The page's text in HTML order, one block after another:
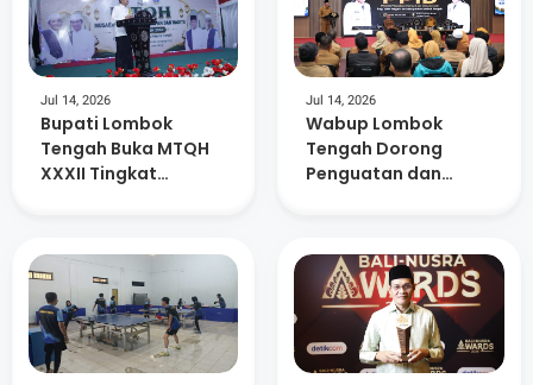
Jul 14, 2026
Bupati Lombok
Tengah Buka MTQH
XXXII Tingkat
Jul 14, 2026
Wabup Lombok
Tengah Dorong
Penguatan dan
Negeri